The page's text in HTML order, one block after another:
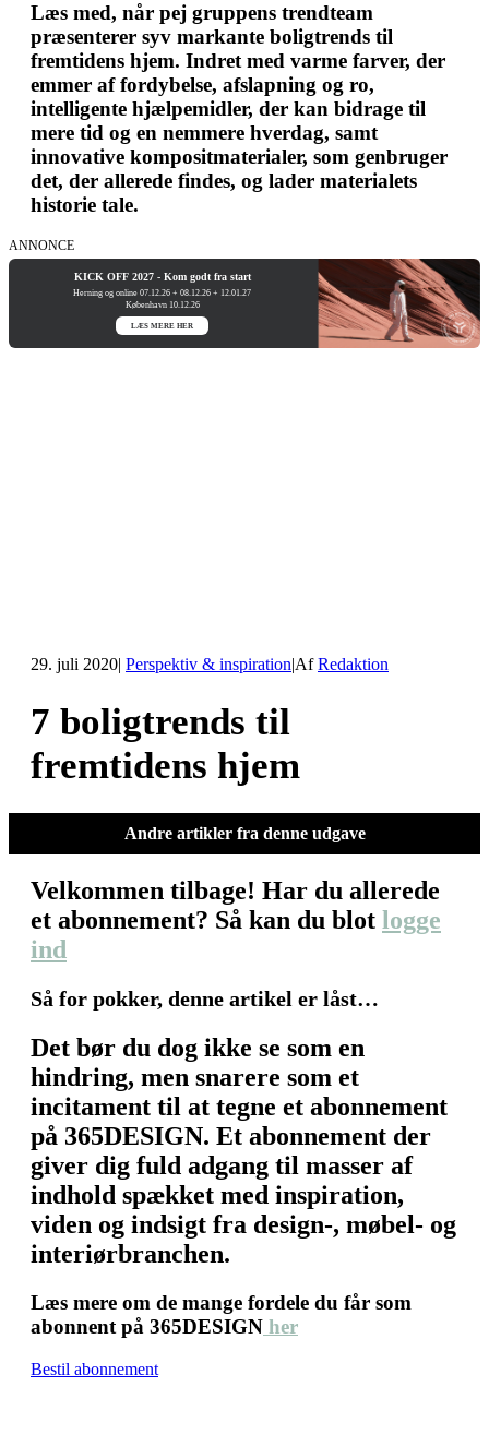
Læs med, når pej gruppens trendteam
præsenterer syv markante boligtrends til
fremtidens hjem. Indret med varme farver, der
emmer af fordybelse, afslapning og ro,
intelligente hjælpemidler, der kan bidrage til
mere tid og en nemmere hverdag, samt
innovative kompositmaterialer, som genbruger
det, der allerede findes, og lader materialets
historie tale.
ANNONCE
KICK OFF 2027 - Kom godt fra start
Herning og online 07.12.26 + 08.12.26 + 12.01.27
København 10.12.26
LÆS MERE HER
29. juli 2020 Perspektiv & inspirationAfRedaktion
7 boligtrends til
fremtidens hjem
Andre artikler fra denne udgave
Velkommen tilbage! Har du allerede
et abonnement? Så kan du blot logge
ind
Så for pokker, denne artikel er låst…
Det bør du dog ikke se som en
hindring, men snarere som et
incitament til at tegne et abonnement
på 365DESIGN. Et abonnement der
giver dig fuld adgang til masser af
indhold spækket med inspiration,
viden og indsigt fra design-, møbel- og
interiørbranchen.
Læs mere om de mange fordele du får som
abonnent på 365DESIGN her
Bestil abonnement